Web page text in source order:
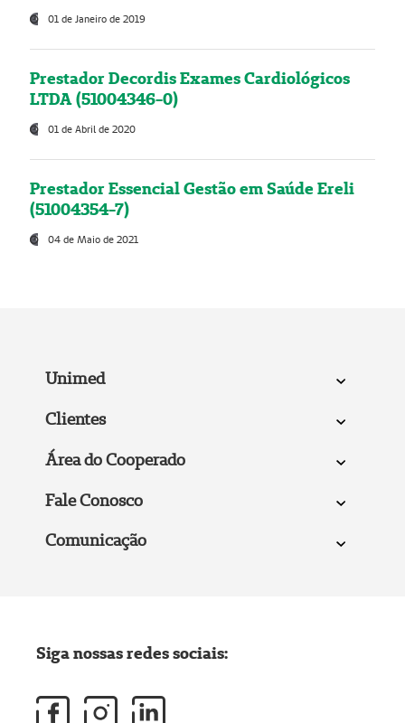
01 de Janeiro de 2019
Prestador Decordis Exames Cardiológicos
LTDA (51004346-0)
01 de Abril de 2020
Prestador Essencial Gestão em Saúde Ereli
(51004354-7)
04 de Maio de 2021
Unimed
Clientes
Área do Cooperado
Fale Conosco
Comunicação
Siga nossas redes sociais: